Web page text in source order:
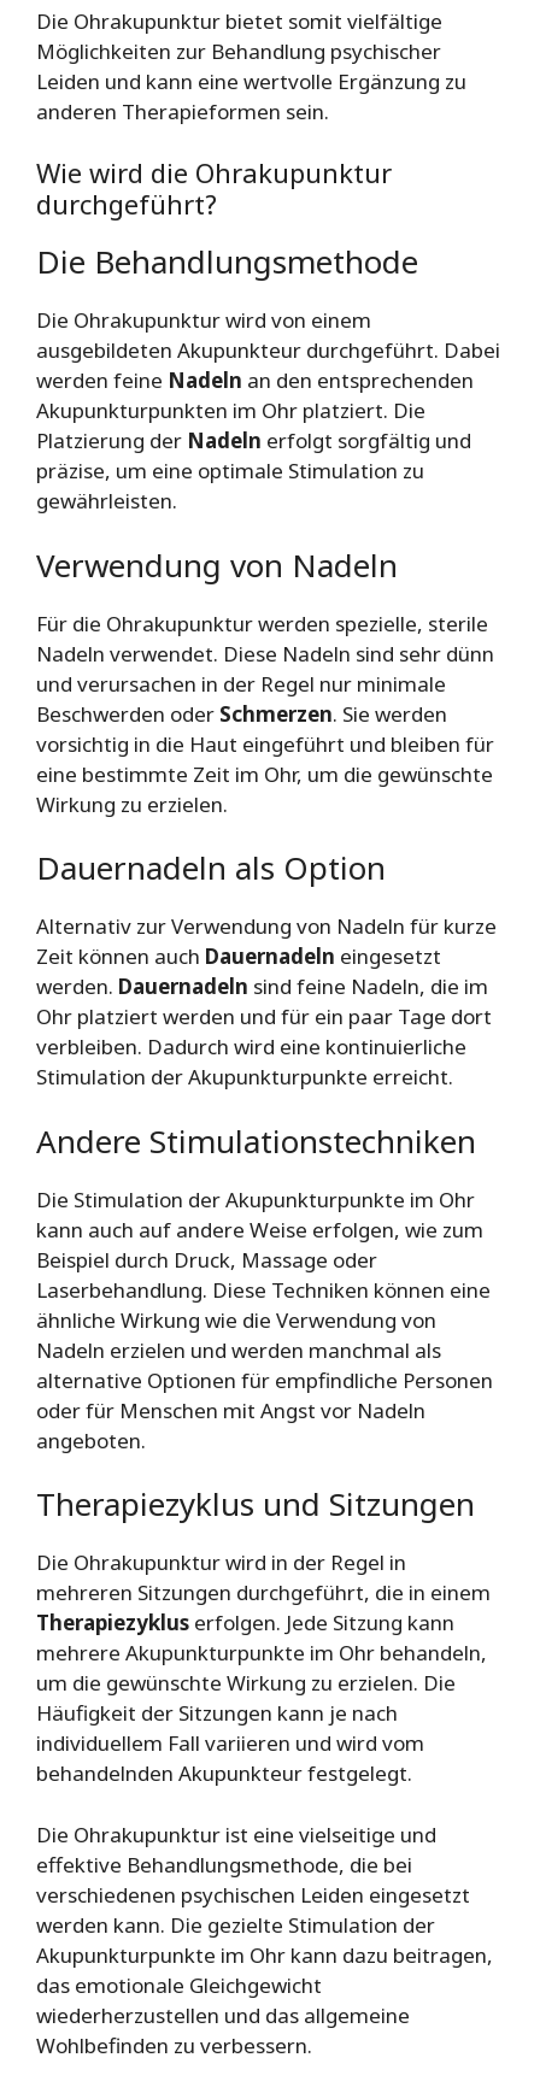
Die Ohrakupunktur bietet somit vielfältige
Möglichkeiten zur Behandlung psychischer
Leiden und kann eine wertvolle Ergänzung zu
anderen Therapieformen sein.
Wie wird die Ohrakupunktur
durchgeführt?
Die Behandlungsmethode
Die Ohrakupunktur wird von einem
ausgebildeten Akupunkteur durchgeführt. Dabei
werden feine Nadeln an den entsprechenden
Akupunkturpunkten im Ohr platziert. Die
Platzierung der Nadeln erfolgt sorgfältig und
präzise, um eine optimale Stimulation zu
gewährleisten.
Verwendung von Nadeln
Für die Ohrakupunktur werden spezielle, sterile
Nadeln verwendet. Diese Nadeln sind sehr dünn
und verursachen in der Regel nur minimale
Beschwerden oder Schmerzen. Sie werden
vorsichtig in die Haut eingeführt und bleiben für
eine bestimmte Zeit im Ohr, um die gewünschte
Wirkung zu erzielen.
Dauernadeln als Option
Alternativ zur Verwendung von Nadeln für kurze
Zeit können auch Dauernadeln eingesetzt
werden. Dauernadeln sind feine Nadeln, die im
Ohr platziert werden und für ein paar Tage dort
verbleiben. Dadurch wird eine kontinuierliche
Stimulation der Akupunkturpunkte erreicht.
Andere Stimulationstechniken
Die Stimulation der Akupunkturpunkte im Ohr
kann auch auf andere Weise erfolgen, wie zum
Beispiel durch Druck, Massage oder
Laserbehandlung. Diese Techniken können eine
ähnliche Wirkung wie die Verwendung von
Nadeln erzielen und werden manchmal als
alternative Optionen für empfindliche Personen
oder für Menschen mit Angst vor Nadeln
angeboten.
Therapiezyklus und Sitzungen
Die Ohrakupunktur wird in der Regel in
mehreren Sitzungen durchgeführt, die in einem
Therapiezyklus erfolgen. Jede Sitzung kann
mehrere Akupunkturpunkte im Ohr behandeln,
um die gewünschte Wirkung zu erzielen. Die
Häufigkeit der Sitzungen kann je nach
individuellem Fall variieren und wird vom
behandelnden Akupunkteur festgelegt.
Die Ohrakupunktur ist eine vielseitige und
effektive Behandlungsmethode, die bei
verschiedenen psychischen Leiden eingesetzt
werden kann. Die gezielte Stimulation der
Akupunkturpunkte im Ohr kann dazu beitragen,
das emotionale Gleichgewicht
wiederherzustellen und das allgemeine
Wohlbefinden zu verbessern.